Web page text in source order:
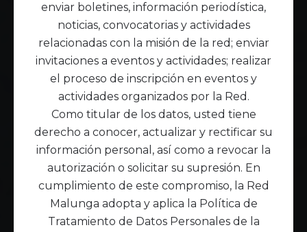
enviar boletines, información periodística,
noticias, convocatorias y actividades
relacionadas con la misión de la red; enviar
invitaciones a eventos y actividades; realizar
el proceso de inscripción en eventos y
actividades organizados por la Red.
Como titular de los datos, usted tiene
derecho a conocer, actualizar y rectificar su
información personal, así como a revocar la
autorización o solicitar su supresión. En
cumplimiento de este compromiso, la Red
Malunga adopta y aplica la Política de
Tratamiento de Datos Personales de la